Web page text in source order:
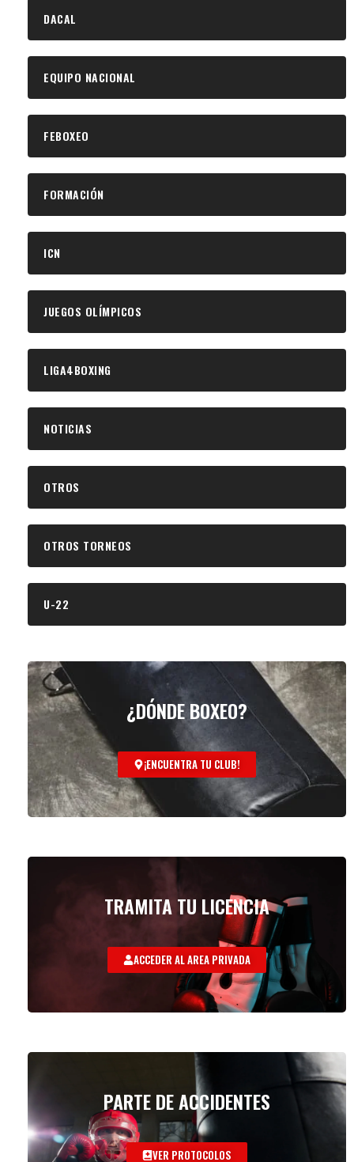
DACAL
EQUIPO NACIONAL
FEBOXEO
FORMACIÓN
ICN
JUEGOS OLÍMPICOS
LIGA4BOXING
NOTICIAS
OTROS
OTROS TORNEOS
U-22
¿DÓNDE BOXEO?
¡ENCUENTRA TU CLUB!
TRAMITA TU LICENCIA
ACCEDER AL AREA PRIVADA
PARTE DE ACCIDENTES
VER PROTOCOLOS